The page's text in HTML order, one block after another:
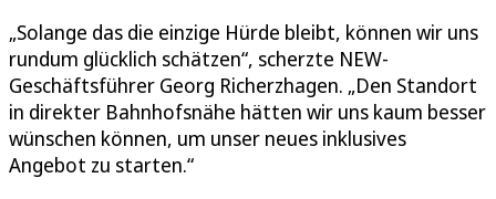
„Solange das die einzige Hürde bleibt, können wir uns
rundum glücklich schätzen“, scherzte NEW-
Geschäftsführer Georg Richerzhagen. „Den Standort
in direkter Bahnhofsnähe hätten wir uns kaum besser
wünschen können, um unser neues inklusives
Angebot zu starten.“